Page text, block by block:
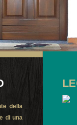
della
di una